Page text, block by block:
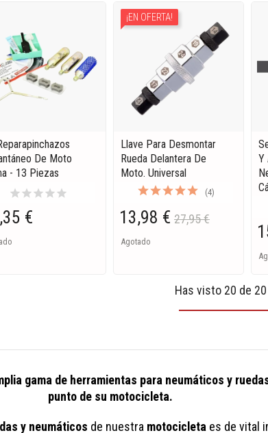
De Moto
- 13 Piezas
starstarstarstarstar
€
Llave Para Desmontar
Rueda Delantera De
Moto. Universal
(4)
13,98 € 27,95 €
Agotado
¡EN OFERTA!
Y
Has visto 20 de
gama de herramientas para neumáticos y
punto de su motocicleta.
y neumáticos de nuestra motocicleta es de vital